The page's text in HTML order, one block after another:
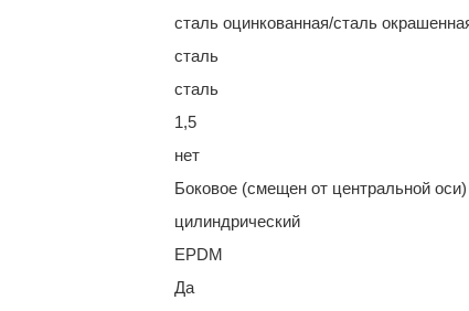
сталь оцинкованная/сталь
сталь
сталь
1,5
нет
Боковое (смещен от центральной оси)
цилиндрический
EPDM
Да